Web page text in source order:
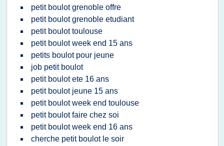
petit boulot grenoble offre
petit boulot grenoble etudiant
petit boulot toulouse
petit boulot week end 15 ans
petits boulot pour jeune
job petit boulot
petit boulot ete 16 ans
petit boulot jeune 15 ans
petit boulot week end toulouse
petit boulot faire chez soi
petit boulot week end 16 ans
cherche petit boulot le soir